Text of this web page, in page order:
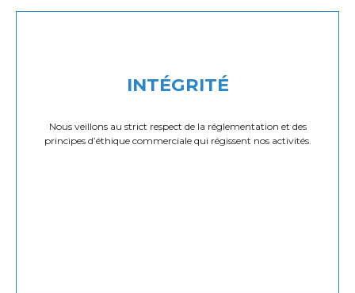
INTÉGRITÉ
Nous veillons au strict respect de la réglementation et des
principes d’éthique commerciale qui régissent nos activités.